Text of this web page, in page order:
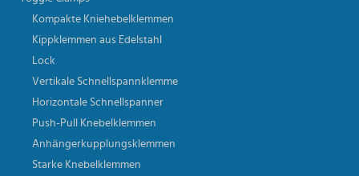
Kompakte Kniehebelklemmen
Kippklemmen aus Edelstahl
Lock
Vertikale Schnellspannklemme
Horizontale Schnellspanner
Push-Pull Knebelklemmen
Anhängerkupplungsklemmen
Starke Knebelklemmen